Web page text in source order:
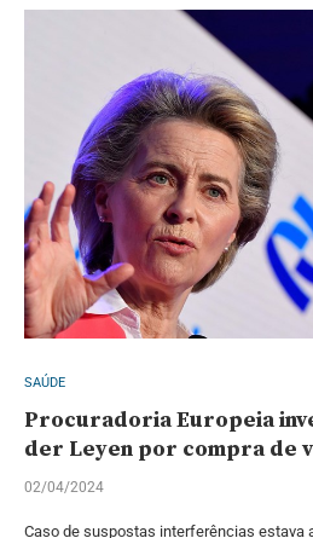
SAÚDE
Procuradoria Europeia
der Leyen por compra de
02/04/2024
Caso de suspostas interferências estava